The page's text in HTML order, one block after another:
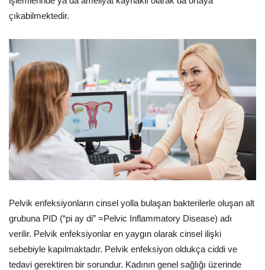
çıkabilmektedir.
Pelvik enfeksiyonların cinsel yolla bulaşan bakterilerle oluşan alt
grubuna PID (“pi ay di” =Pelvic Inflammatory Disease) adı
verilir. Pelvik enfeksiyonlar en yaygın olarak cinsel ilişki
sebebiyle kapılmaktadır. Pelvik enfeksiyon oldukça ciddi ve
tedavi gerektiren bir sorundur. Kadının genel sağlığı üzerinde